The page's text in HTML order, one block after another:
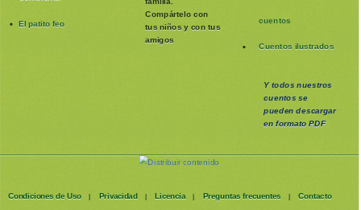
El patito feo
Compártelo con
tus niños y con tus
amigos
cuentos
Cuentos ilustrados
Y todos nuestros
cuentos se
puedendescargar
en formato PDF
Condiciones de Uso | Privacidad | Licencia | Preguntas frecuentes | Contacto